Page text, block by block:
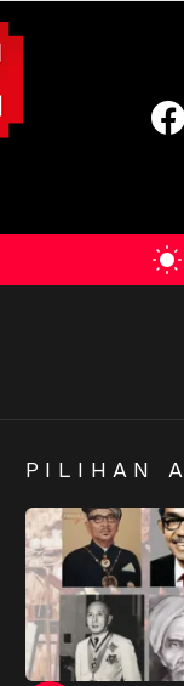
PILIHAN